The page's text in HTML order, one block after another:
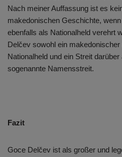
Nach meiner Auffassung ist es
makedonischen Geschichte,
ebenfalls als Nationalheld verehrt
Delčev sowohl ein
Nationalheld und ein Streit
sogenannte Namensstreit.
Fazit
Goce Delčev ist als großer und